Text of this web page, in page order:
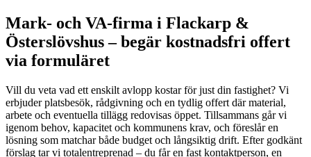
Mark- och VA-firma i Flackarp &
Österslövshus – begär kostnadsfri offert
via formuläret
Vill du veta vad ett enskilt avlopp kostar för just din fastighet? Vi
erbjuder platsbesök, rådgivning och en tydlig offert där material,
arbete och eventuella tillägg redovisas öppet. Tillsammans går vi
igenom behov, kapacitet och kommunens krav, och föreslår en
lösning som matchar både budget och långsiktig drift. Efter godkänt
förslag tar vi totalentreprenad – du får en fast kontaktperson, en